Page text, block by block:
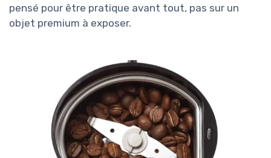
pensé pour être pratique avant tout, pas sur un
objet premium à exposer.